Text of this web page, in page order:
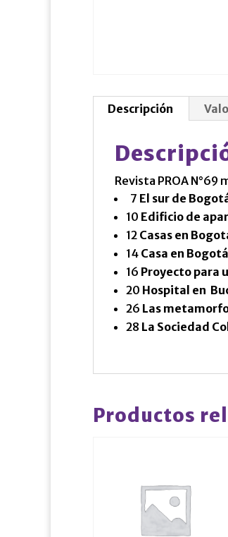
Descripción
Revista PROA N°69
7 El sur de
10 Edificio de
12 Casas en
14 Casa en Bogotá
16 Proyecto para
20 Hospital en
26 Las
28 La Sociedad
Productos